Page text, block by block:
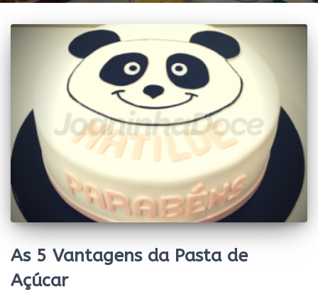
As 5 Vantagens da Pasta de
Açúcar